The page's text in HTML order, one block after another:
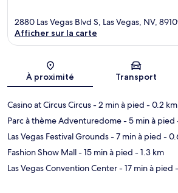
Carte
2880 Las Vegas Blvd S, Las Vegas, NV,
Afficher sur la carte
À proximité Transport
Casino at Circus Circus- 2 min à pied - 0.2 km
Parc à thème Adventuredome- 5 min à pied
Las Vegas Festival Grounds- 7 min à pied -
Fashion Show Mall- 15 min à pied - 1.3 km
Las Vegas Convention Center- 17 min à pied